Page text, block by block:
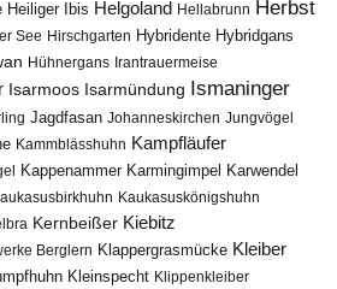
Heiliger Ibis Helgoland Hellabrunn Herbst
See Hirschgarten Hybridente Hybridgans
Hühnergans Irantrauermeise
Isarmoos Isarmündung Ismaninger
Jagdfasan Johanneskirchen Jungvögel
Kammblässhuhn Kampfläufer
Kappenammer Karmingimpel Karwendel
Kaukasuskönigshuhn
Kernbeißer Kiebitz
Berglern Klappergrasmücke Kleiber
Kleinspecht Klippenkleiber